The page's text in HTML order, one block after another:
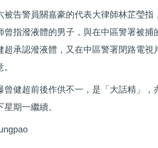
被告警員關嘉豪的代表大律師林芷瑩
曾指潑液體的男子，與在中區警署被
超承認潑液體，又在中區警署閉路電
曾健超前後作供不一，是「大話精」
期一繼續。